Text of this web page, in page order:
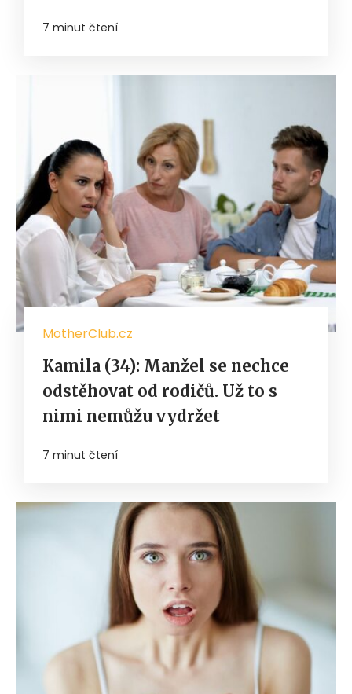
7 minut čtení
MotherClub.cz
Kamila (34): Manžel se nechce
odstěhovat od rodičů. Už to s
nimi nemůžu vydržet
7 minut čtení